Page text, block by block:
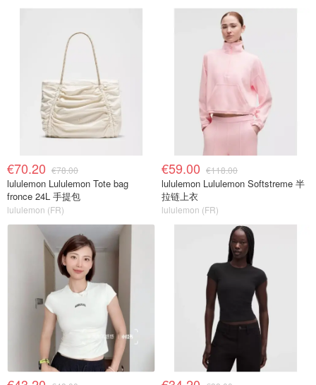
€70.20 €78.00
lululemon Lululemon Tote bag
fronce 24L 手提包
lululemon (FR)
€59.00 €118.00
lululemon Lululemon Softstreme 半
拉链上衣
lululemon (FR)